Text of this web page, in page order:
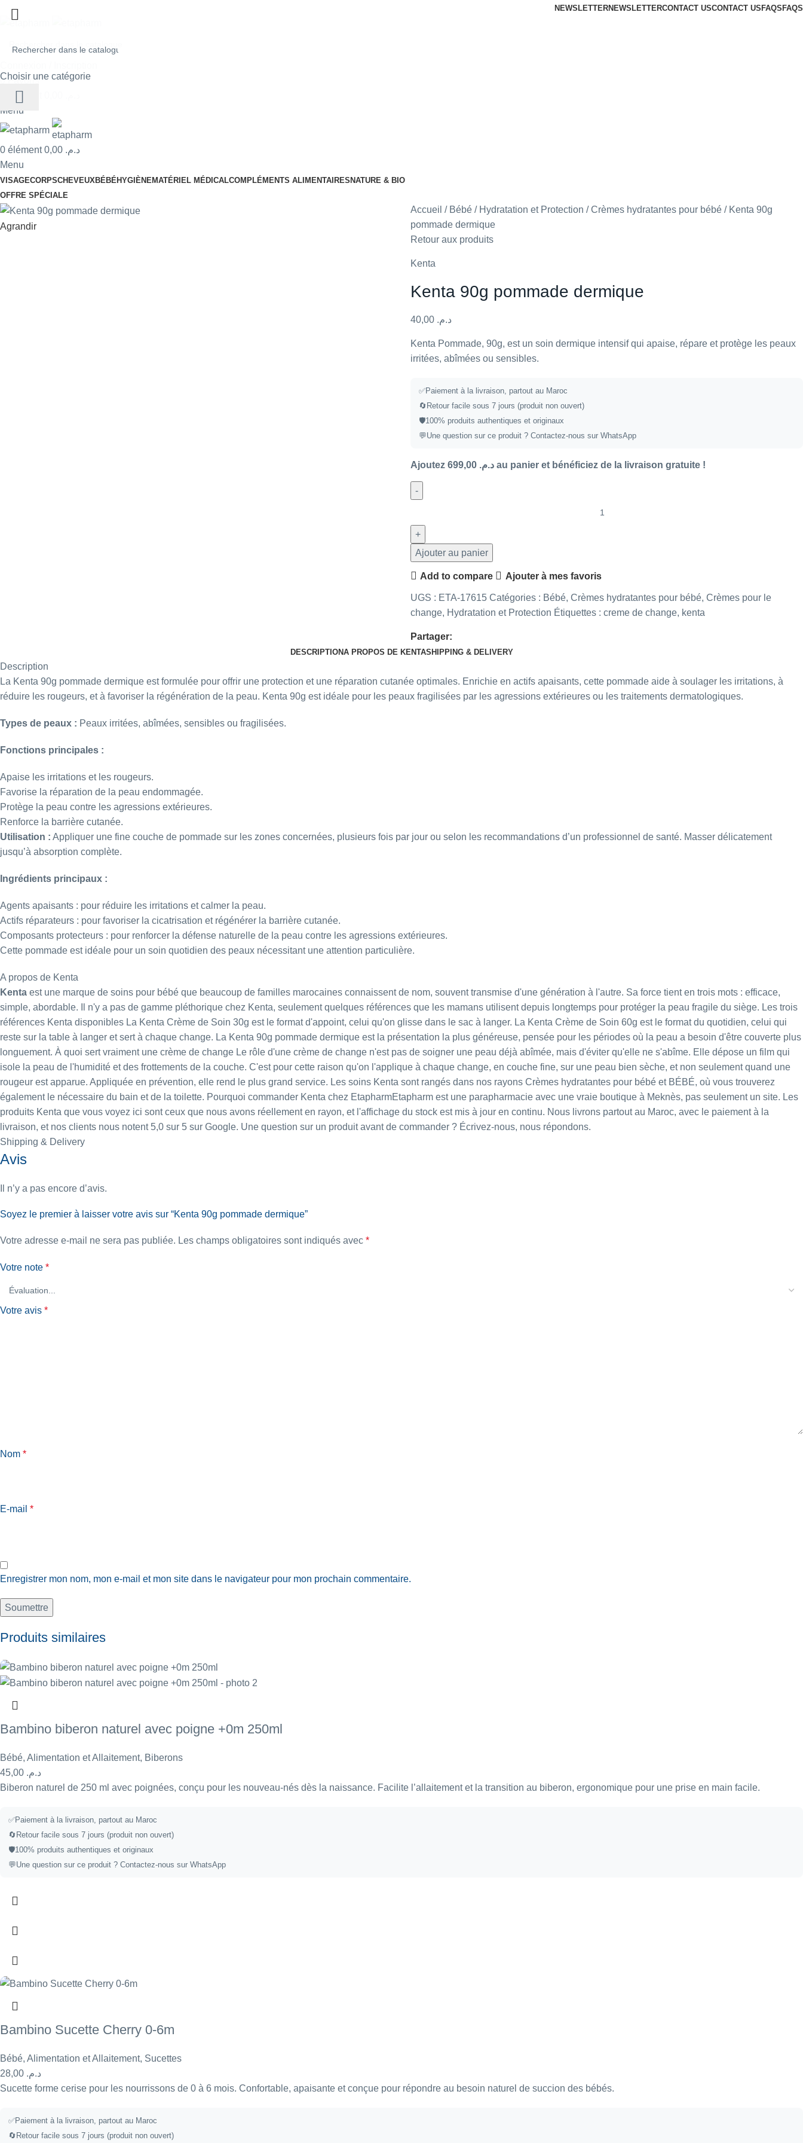
NEWSLETTERNEWSLETTERCONTACT USCONTACT US FAQS FAQS
0Favoris
élément
Menu
0 élément د.م.
Menu
VISAGECORPSCHEVEUXBÉBÉHYGIÈNEMATÉRIEL MÉDICALCOMPLÉMENTS ALIMENTAIRES NATURE & BIO
OFFRE SPÉCIALE
Agrandir
Accueil Bébé Hydratation et Protection Crèmes hydratantes pour bébé
Kenta 90g
pommade dermique
Retour aux produits
Kenta
Kenta 90g pommade dermique
د.م.
Kenta Pommade, 90g, est un soin dermique intensif qui apaise, répare et protège les peaux
irritées, abîmées ou sensibles.
✅Paiement à la livraison, partout au Maroc
🔄 Retour facile sous 7 jours (produit non ouvert)
🛡️100% produits authentiques et originaux
💬Une question sur ce produit ? Contactez-nous sur WhatsApp
Ajoutez د.م. au panier et bénéficiez de la livraison gratuite !
Ajouter au panier
Add to compare Ajouter à mes favoris
UGS : ETA-17615 Catégories : Bébé, Crèmes hydratantes pour bébé, Crèmes pour le
change, Hydratation et Protection Étiquettes : creme de change, kenta
Partager:
DESCRIPTIONA PROPOS DE KENTASHIPPING & DELIVERY
Description
La Kenta 90g pommade dermique est formulée pour offrir une protection et une réparation cutanée optimales. Enrichie en actifs apaisants, cette pommade aide à soulager les irritations, à
réduire les rougeurs, et à favoriser la régénération de la peau. Kenta 90g est idéale pour les peaux fragilisées par les agressions extérieures ou les traitements dermatologiques.
Types de peaux : Peaux irritées, abîmées, sensibles ou fragilisées.
Fonctions principales :
Apaise les irritations et les rougeurs.
Favorise la réparation de la peau endommagée.
Protège la peau contre les agressions extérieures.
Renforce la barrière cutanée.
Utilisation : Appliquer une fine couche de pommade sur les zones concernées, plusieurs fois par jour ou selon les recommandations d’un professionnel de santé. Masser délicatement
jusqu’à absorption complète.
Ingrédients principaux :
Agents apaisants : pour réduire les irritations et calmer la peau.
Actifs réparateurs : pour favoriser la cicatrisation et régénérer la barrière cutanée.
Composants protecteurs : pour renforcer la défense naturelle de la peau contre les agressions extérieures.
Cette pommade est idéale pour un soin quotidien des peaux nécessitant une attention particulière.
A propos de Kenta
Kenta est une marque de soins pour bébé que beaucoup de familles marocaines connaissent de nom, souvent transmise d'une génération à l'autre. Sa force tient en trois mots : efficace,
simple, abordable. Il n'y a pas de gamme pléthorique chez Kenta, seulement quelques références que les mamans utilisent depuis longtemps pour protéger la peau fragile du siège. Les trois
références Kenta disponibles La Kenta Crème de Soin 30g est le format d'appoint, celui qu'on glisse dans le sac à langer. La Kenta Crème de Soin 60g est le format du quotidien, celui qui
reste sur la table à langer et sert à chaque change. La Kenta 90g pommade dermique est la présentation la plus généreuse, pensée pour les périodes où la peau a besoin d'être couverte plus
longuement. À quoi sert vraiment une crème de change Le rôle d'une crème de change n'est pas de soigner une peau déjà abîmée, mais d'éviter qu'elle ne s'abîme. Elle dépose un film qui
isole la peau de l'humidité et des frottements de la couche. C'est pour cette raison qu'on l'applique à chaque change, en couche fine, sur une peau bien sèche, et non seulement quand une
rougeur est apparue. Appliquée en prévention, elle rend le plus grand service. Les soins Kenta sont rangés dans nos rayons Crèmes hydratantes pour bébé et BÉBÉ, où vous trouverez
également le nécessaire du bain et de la toilette. Pourquoi commander Kenta chez EtapharmEtapharm est une parapharmacie avec une vraie boutique à Meknès, pas seulement un site. Les
produits Kenta que vous voyez ici sont ceux que nous avons réellement en rayon, et l'affichage du stock est mis à jour en continu. Nous livrons partout au Maroc, avec le paiement à la
livraison, et nos clients nous notent 5,0 sur 5 sur Google. Une question sur un produit avant de commander ? Écrivez-nous, nous répondons.
Shipping & Delivery
Avis
Il n’y a pas encore d’avis.
Soyez le premier à laisser votre avis sur “Kenta 90g pommade dermique”
Votre adresse e-mail ne sera pas publiée. Les champs obligatoires sont indiqués avec *
Votre note *
Votre avis *
Nom *
E-mail *
Enregistrer mon nom, mon e-mail et mon site dans le navigateur pour mon prochain commentaire.
Produits similaires
Bambino biberon naturel avec poigne +0m 250ml
Bébé, Alimentation et Allaitement, Biberons
د.م.
Biberon naturel de 250 ml avec poignées, conçu pour les nouveau-nés dès la naissance. Facilite l’allaitement et la transition au biberon, ergonomique pour une prise en main facile.
✅Paiement à la livraison, partout au Maroc
🔄 Retour facile sous 7 jours (produit non ouvert)
🛡️100% produits authentiques et originaux
💬Une question sur ce produit ? Contactez-nous sur WhatsApp
Bambino Sucette Cherry 0-6m
Bébé, Alimentation et Allaitement, Sucettes
د.م.
Sucette forme cerise pour les nourrissons de 0 à 6 mois. Confortable, apaisante et conçue pour répondre au besoin naturel de succion des bébés.
✅Paiement à la livraison, partout au Maroc
🔄 Retour facile sous 7 jours (produit non ouvert)
Choisir une catégorie